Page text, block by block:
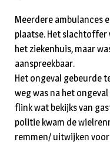
Meerdere ambulances
plaatse. Het
het ziekenhuis, maar
aanspreekbaar.
Het ongeval gebeurde
weg was na het
flink wat bekijks van
politie kwam de
remmen/ uitwijken